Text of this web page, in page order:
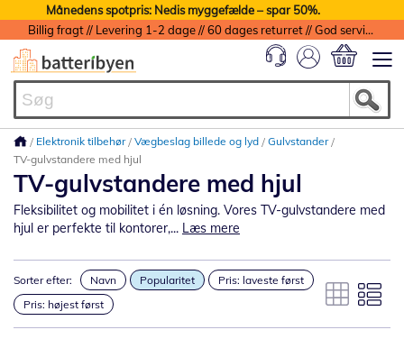
Månedens spotpris: Nedis myggefælde – spar 50%.
Billig fragt // Levering 1-2 dage // 60 dages returret // God service med garanti
Elektronik tilbehør Vægbeslag billede og lyd
Gulvstander
TV-gulvstandere med hjul
TV-gulvstandere med hjul
Fleksibilitet og mobilitet i én løsning. Vores TV-gulvstandere med
hjul er perfekte til kontorer,... Læs mere
Sorter efter: Navn Popularitet
Pris: laveste først
Pris: højest først